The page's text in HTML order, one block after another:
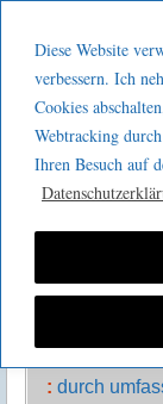
Diese Website
verbessern. Ich
Cookies
Webtracking
Ihren Besuch auf
Götz
Lean
Für progressive
Entwicklungsleiter,
Machen
der
in Qualität,
durch